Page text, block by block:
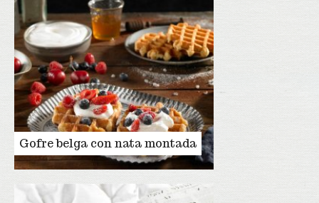
Gofre belga con nata montada